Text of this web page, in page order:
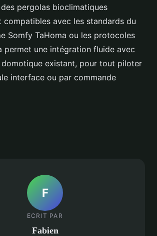
pergolas bioclimatiques
compatibles avec les standards du
Somfy TaHoma ou les protocoles
permet une intégration fluide avec
existant, pour tout piloter
interface ou par commande
F
ECRIT PAR
Fabien